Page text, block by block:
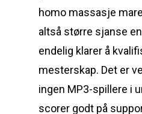
homo massasje
altså større sjanse
endelig klarer å
mesterskap. Det er
ingen MP3-spillere i
scorer godt på